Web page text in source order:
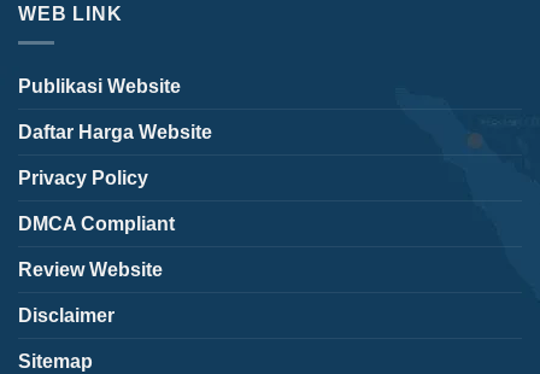
WEB LINK
Publikasi Website
Daftar Harga Website
Privacy Policy
DMCA Compliant
Review Website
Disclaimer
Sitemap